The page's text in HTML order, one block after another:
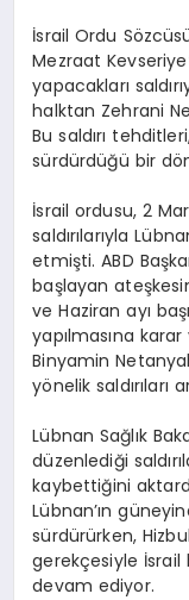
İsrail Ordu
Mezraat
yapacakları
halktan Zehrani
Bu saldırı
sürdürdüğü bir
İsrail ordusu, 2
saldırılarıyla
etmişti. ABD
başlayan
ve Haziran ayı
yapılmasına
Binyamin
yönelik saldırıları
Lübnan Sağlık
düzenlediği
kaybettiğini
Lübnan’ın
sürdürürken,
gerekçesiyle İsrail
devam ediyor.